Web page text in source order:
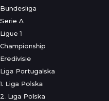
Bundesliga
Serie A
Ligue 1
Championship
Eredivisie
Liga Portugalska
1. Liga Polska
2. Liga Polska